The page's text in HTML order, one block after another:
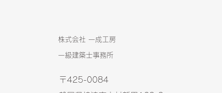
〒425-0084
株式会社 一成工房
​一級建築士事務所